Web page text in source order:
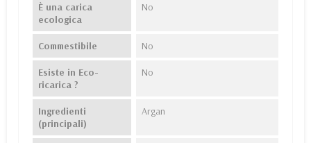
È una carica
ecologica
No
Commestibile No
Esiste in Eco-
ricarica ?
No
Ingredienti
(principali)
Argan